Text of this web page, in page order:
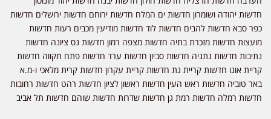
חדשות יהודה ושומרון חדשות ים המלח חדשות ירוחם חדשות ירושלים חדשות
כפר סבא חדשות להבים חדשות לוד חדשות מודיעין מכבים רעות חדשות
מועצות חדשות מזכרת בתיה חדשות מצפה רמון חדשות נס ציונה חדשות
נתיבות חדשות נתניה חדשות סביון חדשות ערד חדשות פתח תקווה חדשות
קריית אונו חדשות קריית גת חדשות קריית עקרון חדשות קרית מלאכי ו-מ.א
באר טוביה חדשות ראש העין חדשות ראשון לציון חדשות רהט חדשות רחובות
חדשות רמלה חדשות רמת גן חדשות שדרות חדשות שוהם חדשות תל אביב